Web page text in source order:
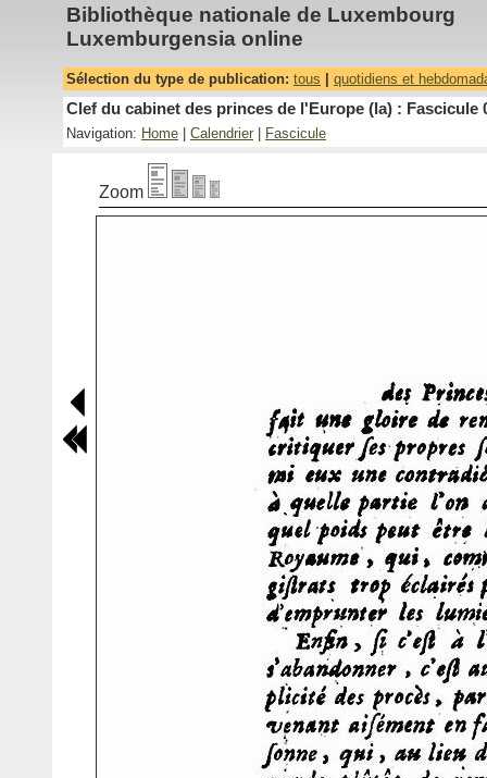
Bibliothèque nationale de Luxembourg
Luxemburgensia online
Sélection du type de publication: tous quotidiens et
Clef du cabinet des princes de l'Europe (la) : Fascicule
Navigation: Home Calendrier Fascicule
Zoom